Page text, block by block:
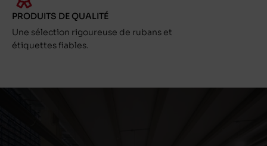
PRODUITS DE QUALITÉ
Une sélection rigoureuse de rubans et
étiquettes fiables.